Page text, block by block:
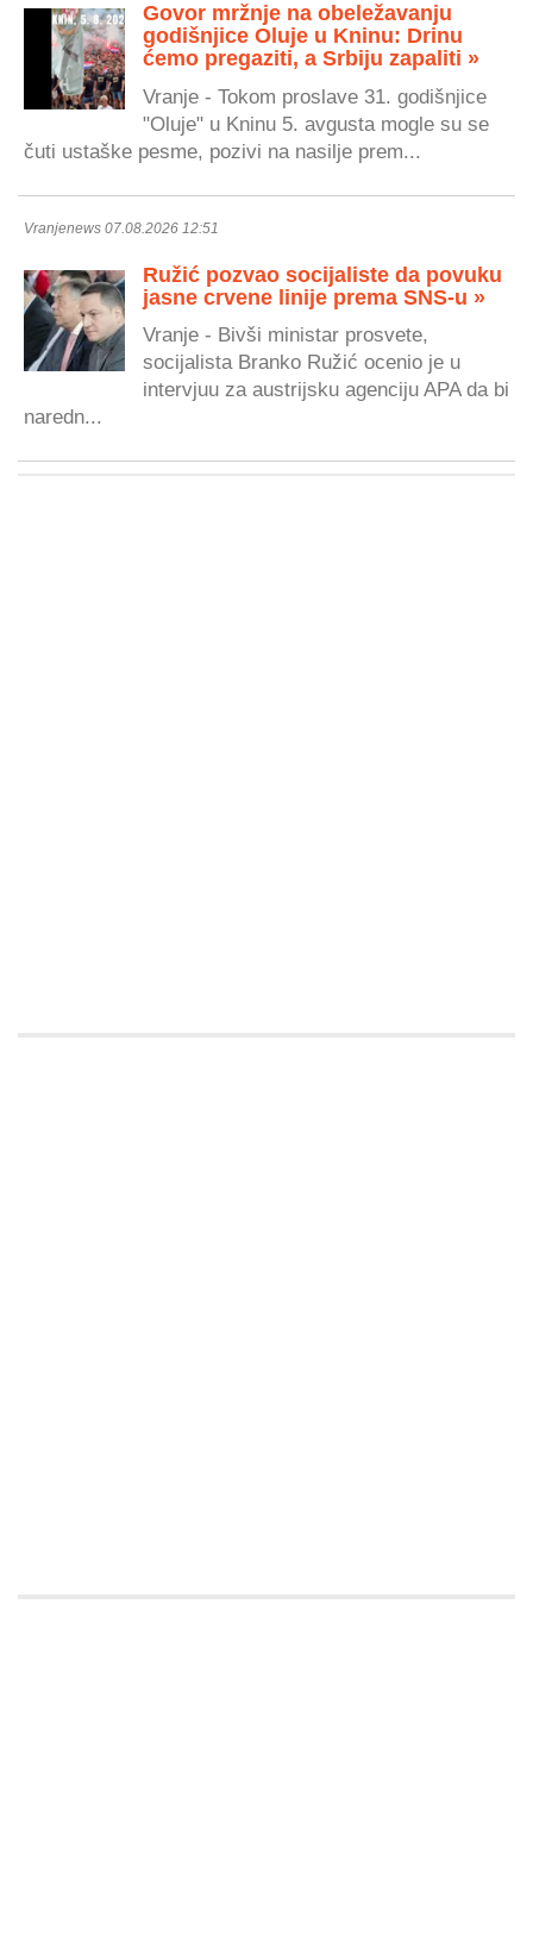
Govor mržnje na obeležavanju
godišnjice Oluje u Kninu: Drinu
ćemo pregaziti, a Srbiju zapaliti »
Vranje - Tokom proslave 31. godišnjice
"Oluje" u Kninu 5. avgusta mogle su se
čuti ustaške pesme, pozivi na nasilje prem...
Vranjenews 07.08.2026 12:51
Ružić pozvao socijaliste da povuku
jasne crvene linije prema SNS-u »
Vranje - Bivši ministar prosvete,
socijalista Branko Ružić ocenio je u
intervjuu za austrijsku agenciju APA da bi
naredn...